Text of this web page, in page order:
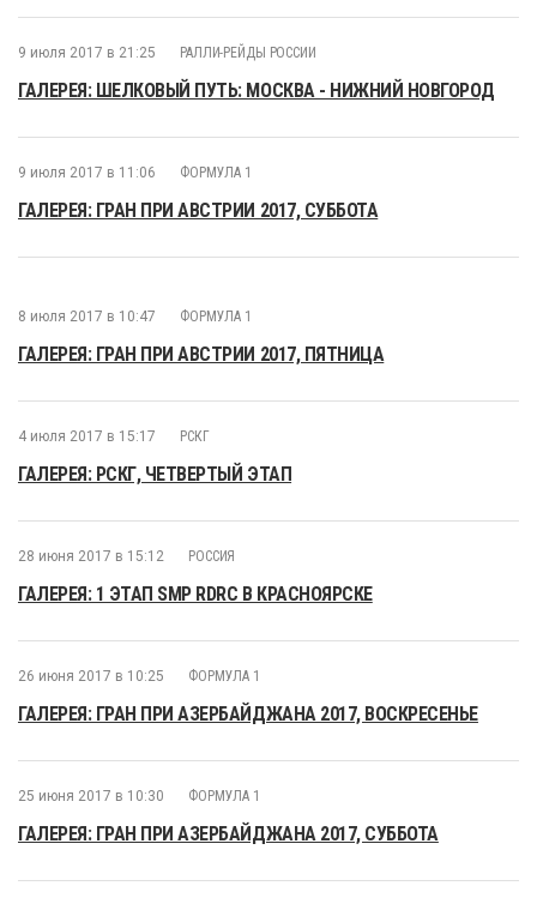
9 июля 2017 в 21:25 РАЛЛИ-РЕЙДЫ РОССИИ
ГАЛЕРЕЯ: ШЕЛКОВЫЙ ПУТЬ: МОСКВА - НИЖНИЙ НОВГОРОД
9 июля 2017 в 11:06 ФОРМУЛА 1
ГАЛЕРЕЯ: ГРАН ПРИ АВСТРИИ 2017, СУББОТА
8 июля 2017 в 10:47 ФОРМУЛА 1
ГАЛЕРЕЯ: ГРАН ПРИ АВСТРИИ 2017, ПЯТНИЦА
4 июля 2017 в 15:17 РСКГ
ГАЛЕРЕЯ: РСКГ, ЧЕТВЕРТЫЙ ЭТАП
28 июня 2017 в 15:12 РОССИЯ
ГАЛЕРЕЯ: 1 ЭТАП SMP RDRC В КРАСНОЯРСКЕ
26 июня 2017 в 10:25 ФОРМУЛА 1
ГАЛЕРЕЯ: ГРАН ПРИ АЗЕРБАЙДЖАНА 2017, ВОСКРЕСЕНЬЕ
25 июня 2017 в 10:30 ФОРМУЛА 1
ГАЛЕРЕЯ: ГРАН ПРИ АЗЕРБАЙДЖАНА 2017, СУББОТА